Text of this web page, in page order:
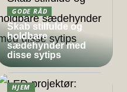
GODE RÅD
Skab stilfulde og
holdbare
sædehynder med
disse sytips
HJEM